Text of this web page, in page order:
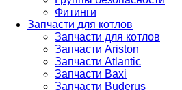
Фитинги
Запчасти для котлов
Запчасти для котлов
Запчасти Ariston
Запчасти Atlantic
Запчасти Baxi
Запчасти Buderus